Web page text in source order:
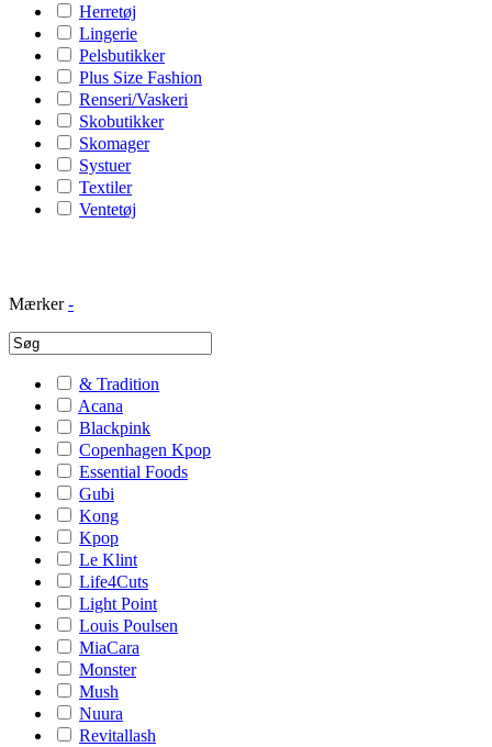
Herretøj
Lingerie
Pelsbutikker
Plus Size Fashion
Renseri/Vaskeri
Skobutikker
Skomager
Systuer
Textiler
Ventetøj
Mærker -
& Tradition
Acana
Blackpink
Copenhagen Kpop
Essential Foods
Gubi
Kong
Kpop
Le Klint
Life4Cuts
Light Point
Louis Poulsen
MiaCara
Monster
Mush
Nuura
Revitallash